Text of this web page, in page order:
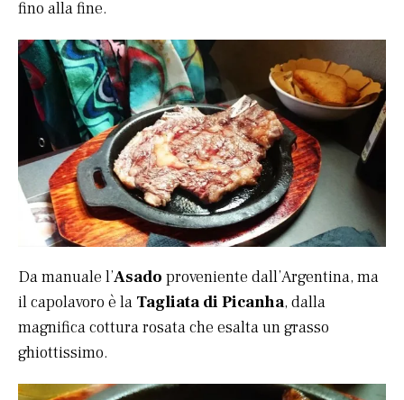
fino alla fine.
Da manuale l’Asado proveniente dall’Argentina, ma
il capolavoro è la Tagliata di Picanha, dalla
magnifica cottura rosata che esalta un grasso
ghiottissimo.